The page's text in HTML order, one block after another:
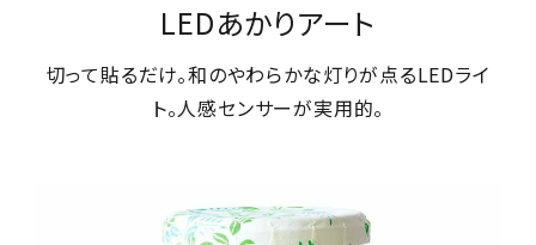
LEDあかりアート
切って貼るだけ。和のやわらかな灯りが点るLEDライ
ト。人感センサーが実用的。